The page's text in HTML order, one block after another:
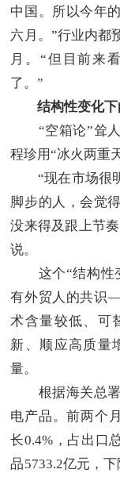
中国。所以今年
六月。”行业内都
月。“但目前来
了。”
结构性变化
“空箱论”耸人
程珍用“冰火两重
“现在市场很明
脚步的人，会觉
没来得及跟上节
说。
这个“结构性变
有外贸人的共识
术含量较低、可
新、顺应高质量
量。
根据海关总署
电产品。前两个
长0.4%，占出口
品5733.2亿元，